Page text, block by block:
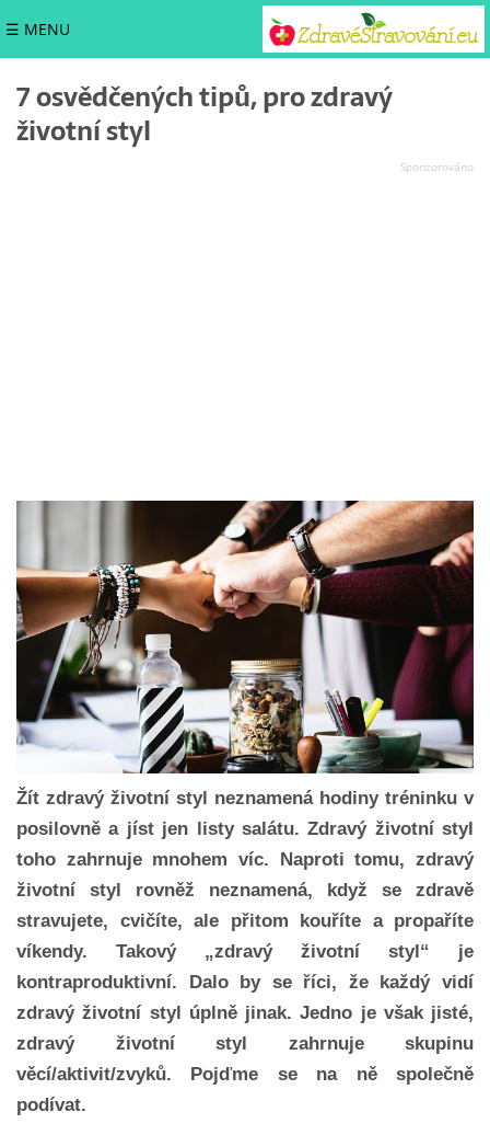
☰ MENU
7 osvědčených tipů, pro zdravý
životní styl
Žít zdravý životní styl neznamená hodiny tréninku v
posilovně a jíst jen listy salátu. Zdravý životní styl
toho zahrnuje mnohem víc. Naproti tomu, zdravý
životní styl rovněž neznamená, když se zdravě
stravujete, cvičíte, ale přitom kouříte a propaříte
víkendy. Takový „zdravý životní styl“ je
kontraproduktivní. Dalo by se říci, že každý vidí
zdravý životní styl úplně jinak. Jedno je však jisté,
zdravý životní styl zahrnuje skupinu
věcí/aktivit/zvyků. Pojďme se na ně společně
podívat.